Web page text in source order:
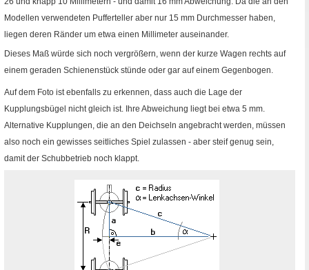
Modellen verwendeten Pufferteller aber nur 15 mm Durchmesser haben,
liegen deren Ränder um etwa einen Millimeter auseinander.
Dieses Maß würde sich noch vergrößern, wenn der kurze Wagen rechts auf
einem geraden Schienenstück stünde oder gar auf einem Gegenbogen.
Auf dem Foto ist ebenfalls zu erkennen, dass auch die Lage der
Kupplungsbügel nicht gleich ist. Ihre Abweichung liegt bei etwa 5 mm.
Alternative Kupplungen, die an den Deichseln angebracht werden, müssen
also noch ein gewisses seitliches Spiel zulassen - aber steif genug sein,
damit der Schubbetrieb noch klappt.